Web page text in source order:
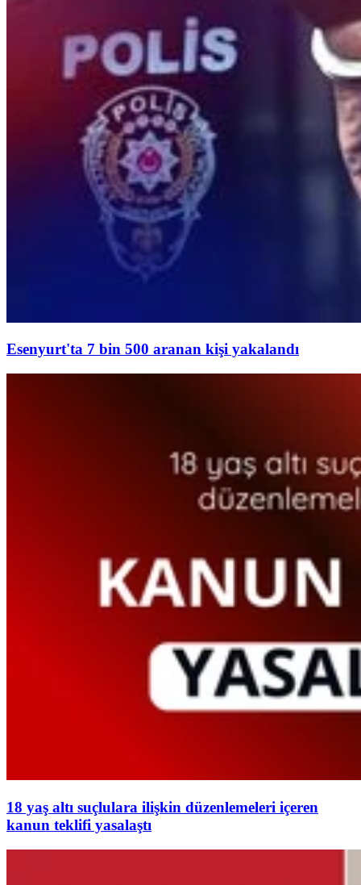
Esenyurt'ta 7 bin 500 aranan kişi yakalandı
18 yaş altı suçlulara ilişkin düzenlemeleri içeren
kanun teklifi yasalaştı